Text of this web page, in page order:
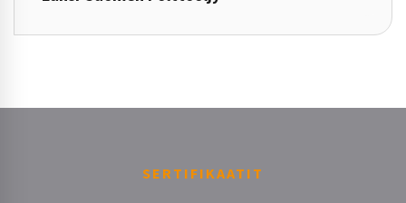
SERTIFIKAATIT